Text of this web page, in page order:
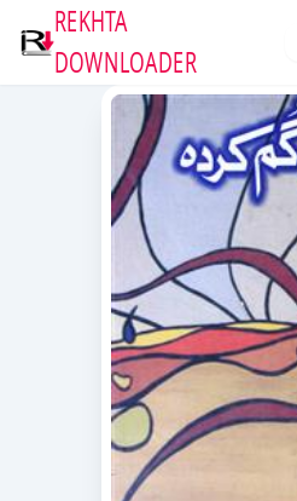
REKHTA
DOWNLOADER